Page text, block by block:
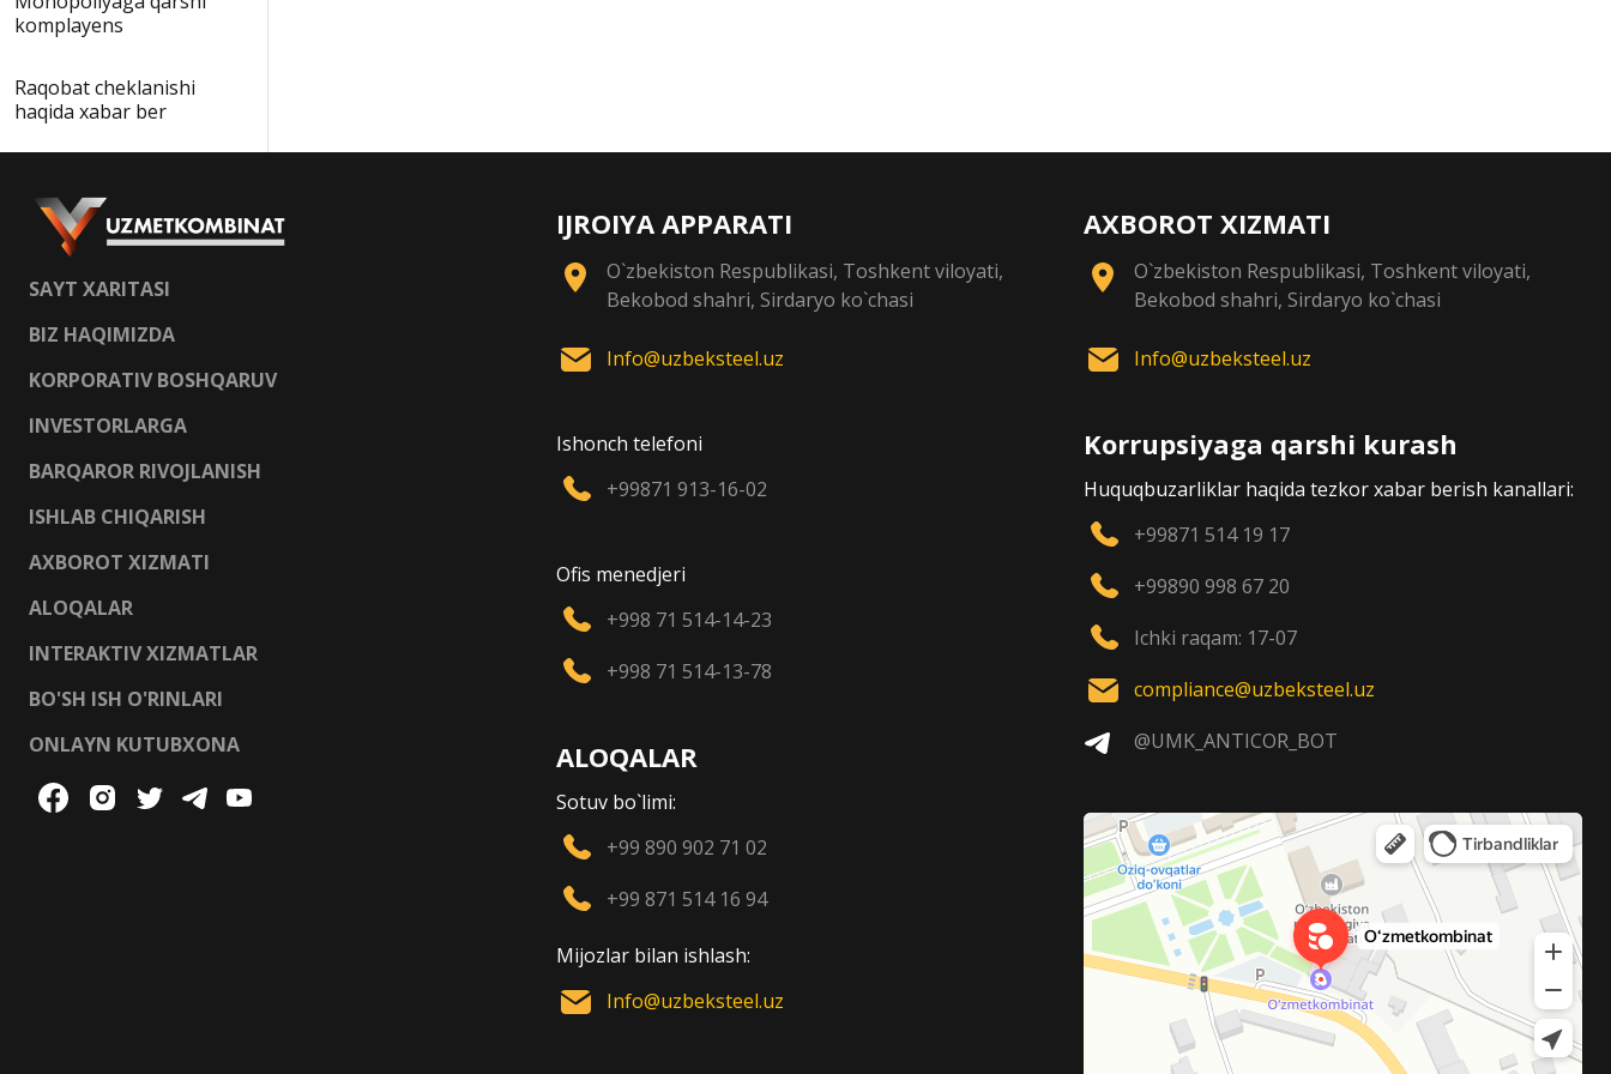
komplayens
Raqobat cheklanishi
haqida xabar ber
SAYT XARITASI
BIZ HAQIMIZDA
KORPORATIV BOSHQARUV
INVESTORLARGA
BARQAROR RIVOJLANISH
ISHLAB CHIQARISH
AXBOROT XIZMATI
ALOQALAR
INTERAKTIV XIZMATLAR
BO'SH ISH O'RINLARI
ONLAYN KUTUBXONA
IJROIYA APPARATI
O`zbekiston Respublikasi, Toshkent viloyati,
Bekobod shahri, Sirdaryo ko`chasi
Info@uzbeksteel.uz
Ishonch telefoni
+99871 913-16-02
Ofis menedjeri
+998 71 514-14-23
+998 71 514-13-78
ALOQALAR
Sotuv bo`limi:
+99 890 902 71 02
+99 871 514 16 94
Mijozlar bilan ishlash:
Info@uzbeksteel.uz
AXBOROT XIZMATI
O`zbekiston Respublikasi, Toshkent viloyati,
Bekobod shahri, Sirdaryo ko`chasi
Info@uzbeksteel.uz
Korrupsiyaga qarshi kurash
Huquqbuzarliklar haqida tezkor xabar berish kanallari:
+99871 514 19 17
+99890 998 67 20
Ichki raqam: 17-07
compliance@uzbeksteel.uz
@UMK_ANTICOR_BOT